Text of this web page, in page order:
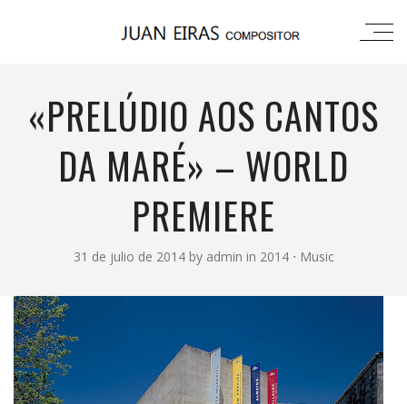
«PRELÚDIO AOS CANTOS
DA MARÉ» – WORLD
PREMIERE
31 de julio de 2014 by admin in 2014⋅ Music